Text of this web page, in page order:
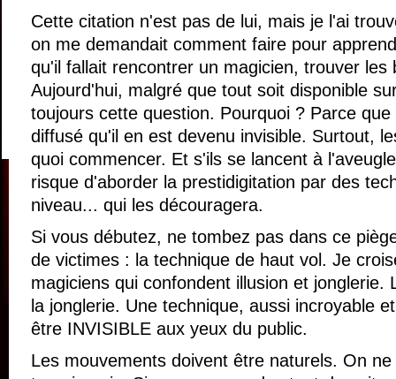
Cette citation n'est pas de lui, mais je l'ai
on me demandait comment faire pour
qu'il fallait rencontrer un magicien, trouver les
Aujourd'hui, malgré que tout soit disponible
toujours cette question. Pourquoi ? Parce
diffusé qu'il en est devenu invisible. Surtout,
quoi commencer. Et s'ils se lancent à
risque d'aborder la prestidigitation par des
niveau... qui les découragera.
Si vous débutez, ne tombez pas dans ce
de victimes : la technique de haut vol. Je
magiciens qui confondent illusion et jonglerie.
la jonglerie. Une technique, aussi incroyable
être INVISIBLE aux yeux du public.
Les mouvements doivent être naturels. On